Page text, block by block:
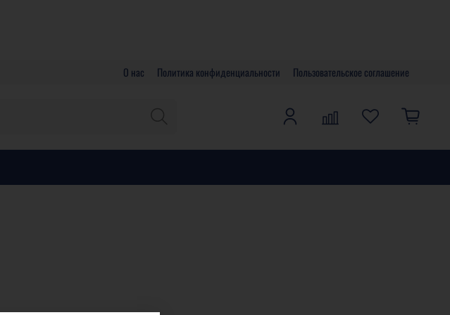
О нас Политика конфиденциальности Пользовательское соглашение